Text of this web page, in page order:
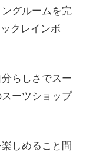
グルームを完
クレインボ
らしさでスー
ーツショップ
しめること間